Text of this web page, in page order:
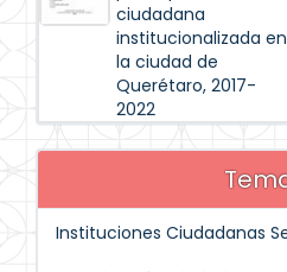
ciudadana
institucionalizada en
la ciudad de
Querétaro, 2017-
2022
Instituciones Ciudadanas